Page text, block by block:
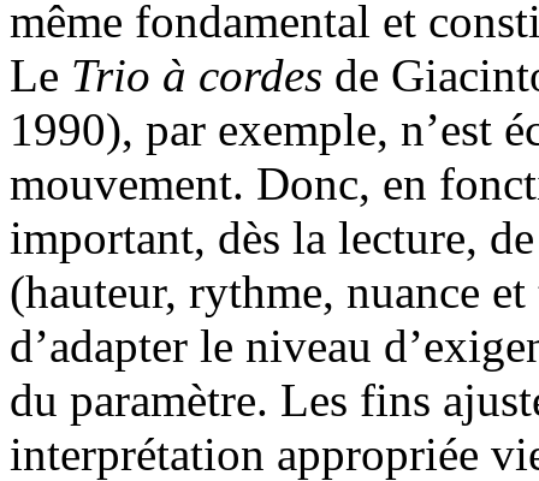
même fondamental et
Le Trio à cordes de
1990), par exemple, n’est
mouvement. Donc, en
important, dès la lecture,
(hauteur, rythme, nuance
d’adapter le niveau
du paramètre. Les fins
interprétation appropriée